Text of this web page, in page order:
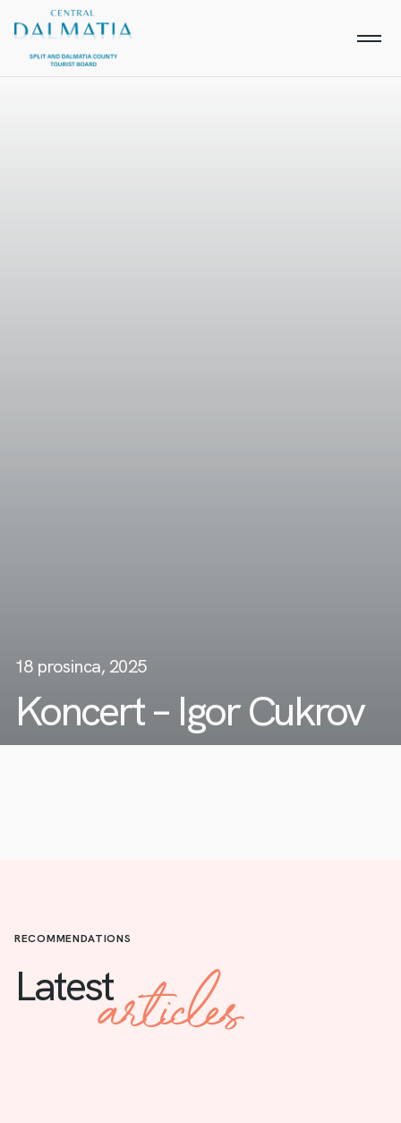
18 prosinca, 2025
Koncert – Igor Cukrov
RECOMMENDATIONS
Latestarticles